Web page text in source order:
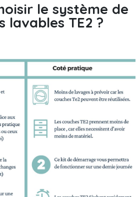
le système de
lavables TE2 ?